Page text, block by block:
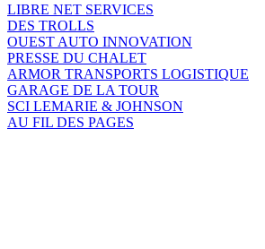
LIBRE NET SERVICES
DES TROLLS
OUEST AUTO INNOVATION
PRESSE DU CHALET
ARMOR TRANSPORTS LOGISTIQUE
GARAGE DE LA TOUR
SCI LEMARIE & JOHNSON
AU FIL DES PAGES